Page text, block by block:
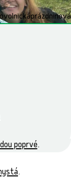
prázdninová
poprvé.
.